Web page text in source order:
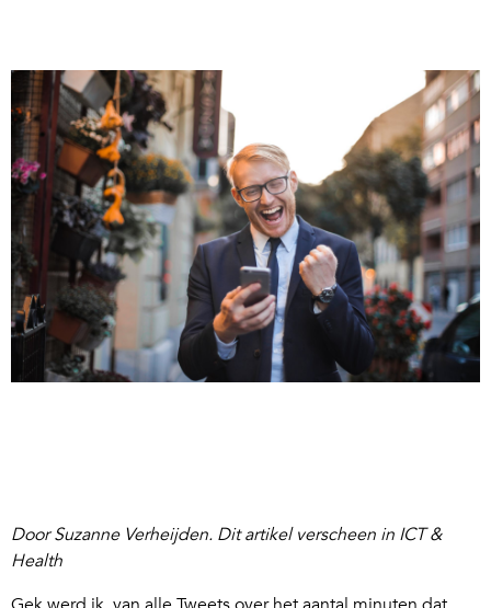
Door Suzanne Verheijden. Dit artikel verscheen in ICT &
Health